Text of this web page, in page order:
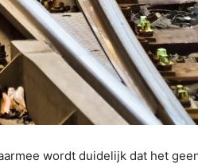
wordt duidelijk dat het